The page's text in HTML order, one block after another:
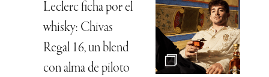
Leclerc ficha por el
whisky: Chivas
Regal 16, un blend
con alma de piloto